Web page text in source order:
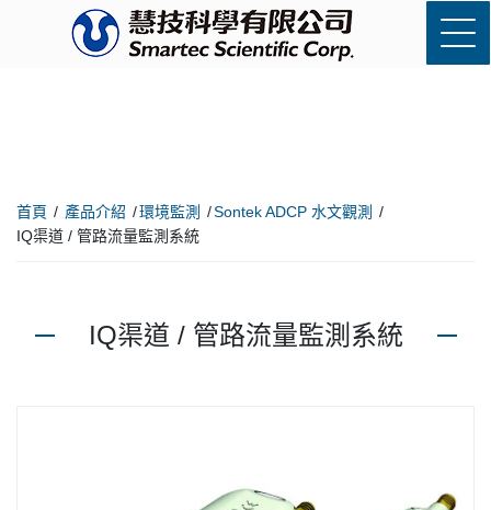
首頁 產品介紹 環境監測
Sontek ADCP 水文觀測
IQ渠道 / 管路流量監測系統
IQ渠道 / 管路流量監測系統